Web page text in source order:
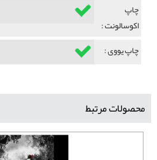
چاپ
اکوسالونت :
چاپ یووی :
محصولات مرتبط